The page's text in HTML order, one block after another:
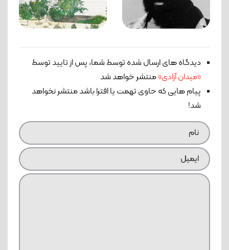
دیدگاه های ارسال شده توسط شما، پس از تایید توسط
«میدان آزادی»منتشر خواهد شد
پیام هایی که حاوی تهمت یا افترا باشد منتشر نخواهد
شد!